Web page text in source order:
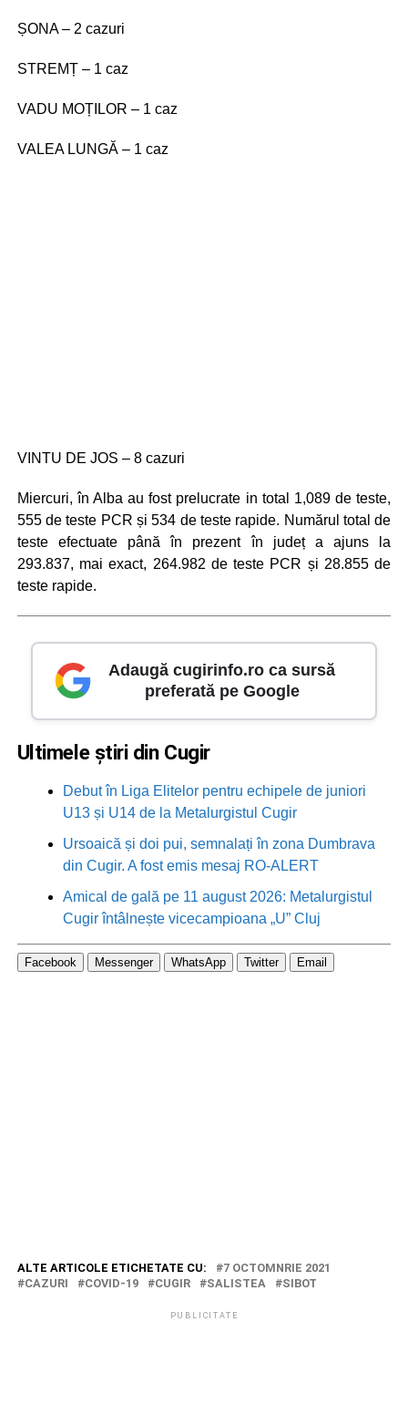
ȘONA – 2 cazuri
STREMȚ – 1 caz
VADU MOȚILOR – 1 caz
VALEA LUNGĂ – 1 caz
VINTU DE JOS – 8 cazuri
Miercuri, în Alba au fost prelucrate in total 1,089 de teste,
555 de teste PCR și 534 de teste rapide. Numărul total de
teste efectuate până în prezent în județ a ajuns la
293.837, mai exact, 264.982 de teste PCR și 28.855 de
teste rapide.
Adaugă cugirinfo.ro ca sursă
preferată pe Google
Ultimele știri din Cugir
Debut în Liga Elitelor pentru echipele de juniori
U13 și U14 de la Metalurgistul Cugir
Ursoaică și doi pui, semnalați în zona Dumbrava
din Cugir. A fost emis mesaj RO-ALERT
Amical de gală pe 11 august 2026: Metalurgistul
Cugir întâlnește vicecampioana „U” Cluj
Facebook Messenger WhatsApp Twitter Email
ALTE ARTICOLE ETICHETATE CU:
7 OCTOMNRIE 2021
CAZURI
COVID-19 CUGIR SALISTEA SIBOT
PUBLICITATE